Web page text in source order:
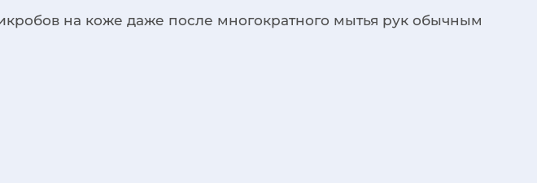
на коже даже после многократного мытья рук обычным